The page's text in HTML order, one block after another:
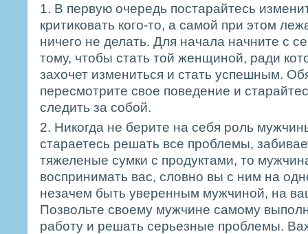
1. В первую очередь постарайтесь
критиковать кого-то, а самой при этом
ничего не делать. Для начала начните с
тому, чтобы стать той женщиной, ради
захочет измениться и стать успешным.
пересмотрите свое поведение и
следить за собой.
2. Никогда не берите на себя роль
стараетесь решать все проблемы,
тяжеленые сумки с продуктами, то
воспринимать вас, словно вы с ним на
незачем быть уверенным мужчиной, на
Позвольте своему мужчине самому
работу и решать серьезные проблемы.